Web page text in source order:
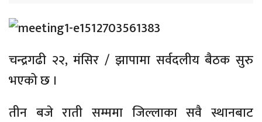
चन्द्रगढी २२, मंसिर / झापामा सर्वदलीय बैठक सुरु
भएको छ ।
तीन बजे राती सम्ममा जिल्लाका सवै स्थानबाट